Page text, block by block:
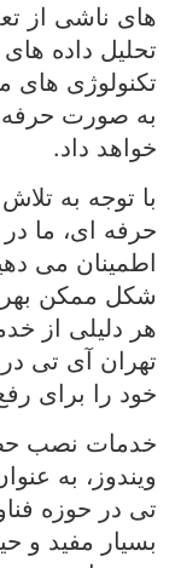
های ناشی از
تحلیل داده
تکنولوژی
به صورت حرفه
خواهد داد.
با توجه به
حرفه ای، ما
اطمینان می
شکل ممکن
هر دلیلی از
تهران آی تی
خود را برای
خدمات نصب
ویندوز، به
تی در حوزه
بسیار مفید و